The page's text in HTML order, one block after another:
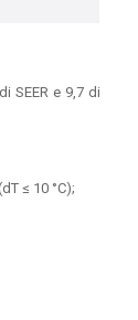
SEER e 9,7 di
≤ 10 °C);